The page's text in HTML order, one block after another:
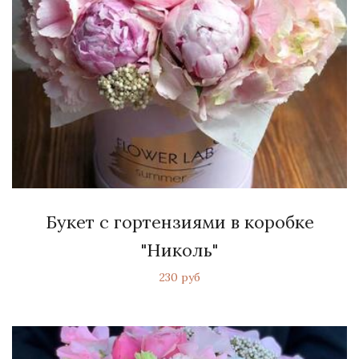
Букет с гортензиями в коробке
"Николь"
230 руб